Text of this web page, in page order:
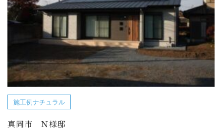
施工例ナチュラル
真岡市 Ｎ様邸